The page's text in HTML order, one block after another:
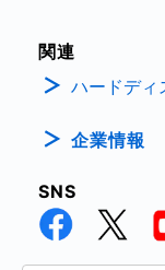
関連
ハードディ
企業情報
SNS